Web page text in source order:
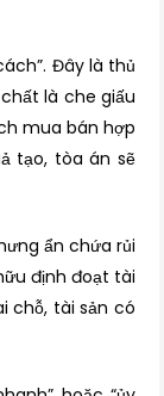
Đây là thủ
là che giấu
mua bán hợp
tạo, tòa án sẽ
ẩn chứa rủi
định đoạt tài
chỗ, tài sản có